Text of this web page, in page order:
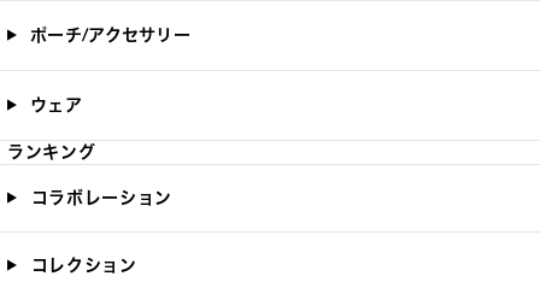
ポーチ/アクセサリー
ウェア
ランキング
コラボレーション
コレクション